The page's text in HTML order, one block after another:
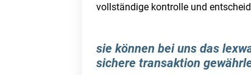
vollständige kontrolle und
sie können bei uns das
sichere transaktion